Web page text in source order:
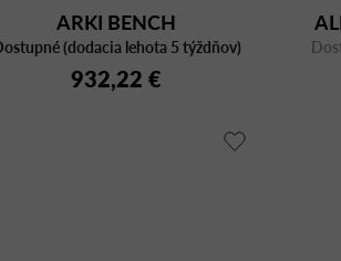
ARKI BENCH
ARKBW_159X36
(dodacia lehota 5 týždňov)
932,22 €